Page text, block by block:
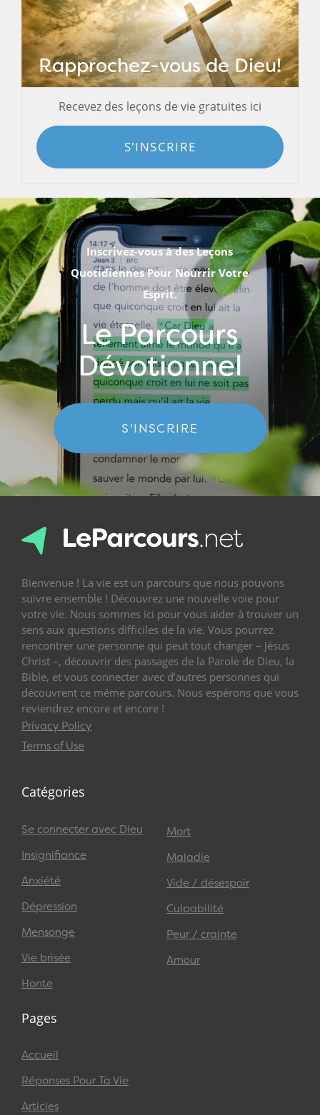
Rapprochez-vous de Dieu!
Recevez des leçons de vie gratuites ici
S'INSCRIRE
Inscrivez-vous à des Leçons
Quotidiennes Pour Nourrir Votre
Esprit.
Le Parcours
Dévotionnel
S'INSCRIRE
Bienvenue ! La vie est un parcours que nous pouvons
suivre ensemble ! Découvrez une nouvelle voie pour
votre vie. Nous sommes ici pour vous aider à trouver un
sens aux questions difficiles de la vie. Vous pourrez
rencontrer une personne qui peut tout changer – Jésus
Christ –, découvrir des passages de la Parole de Dieu, la
Bible, et vous connecter avec d’autres personnes qui
découvrent ce même parcours. Nous espérons que vous
reviendrez encore et encore !
Privacy Policy
Terms of Use
Catégories
Se connecter avec Dieu
Insignifiance
Anxiété
Dépression
Mensonge
Vie brisée
Honte
Mort
Maladie
Vide / désespoir
Culpabilité
Peur / crainte
Amour
Pages
Accueil
Réponses Pour Ta Vie
Articles